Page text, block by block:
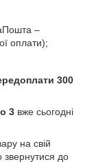
–
оплати);
300
3 вже сьогодні
на свій
до